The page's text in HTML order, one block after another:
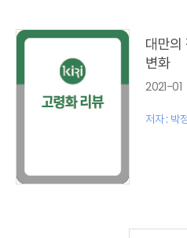
이슈 분석(종간)
해외 학술연구 분석(종간)
국내외동향(종간)
특별기고(종간)
고령화리뷰 모음집(종간)
최신보험정보
대만의
변화
2021-01
저자 : 박